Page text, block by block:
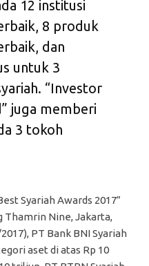
12 institusi
8 produk
dan
untuk 3
“Investor
juga memberi
3 tokoh
Syariah Awards 2017”
Thamrin Nine, Jakarta,
PT Bank BNI Syariah
aset di atas Rp 10